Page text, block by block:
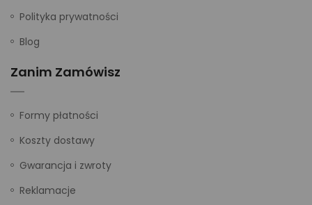
Polityka prywatności
Blog
Zanim Zamówisz
Formy płatności
Koszty dostawy
Gwarancja i zwroty
Reklamacje